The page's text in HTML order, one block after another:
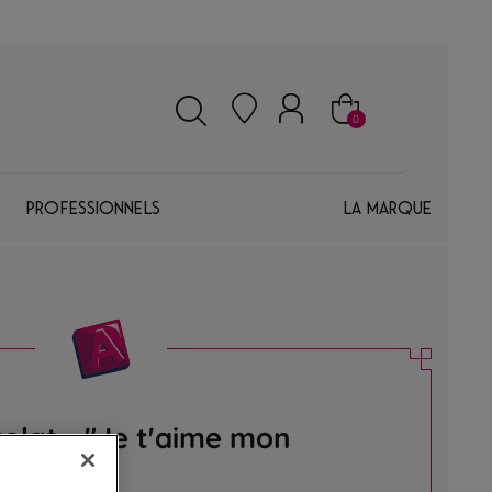
0
Professionnels La marque
- "Je t'aime mon